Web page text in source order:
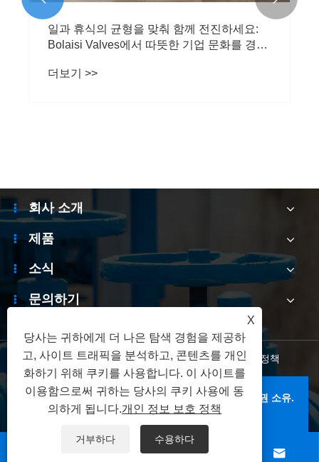
일과 휴식의 균형을 맞춰 함께 전진하세요:
Bolaisi Valves에서 따뜻한 기업 문화를 경험
더보기 >>
회사 소개
제품
소식
문의하기
Links | Sitemap | RSS | XML | 개인 정보 보호 정책
저작권 © 2026 Zhejiang Bolaisi Valve Co., Ltd. 판권 소유.
 
X
당사는 귀하에게 더 나은 탐색 경험을 제공하
고, 사이트 트래픽을 분석하고, 콘텐츠를 개인
화하기 위해 쿠키를 사용합니다. 이 사이트를
이용함으로써 귀하는 당사의 쿠키 사용에 동
의하게 됩니다.개인 정보 보호 정책
거부하다 수용하다